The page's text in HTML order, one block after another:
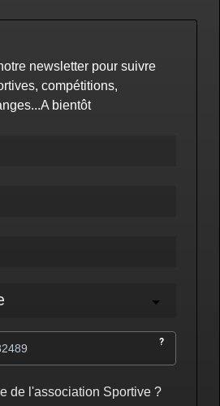
newsletter pour suivre
compétitions,
bientôt
?
de l'association Sportive ?